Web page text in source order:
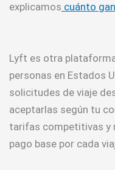
explicamos cuánto
Lyft es otra
personas en Estados
solicitudes de viaje
aceptarlas según tu
tarifas competitivas y
pago base por cada